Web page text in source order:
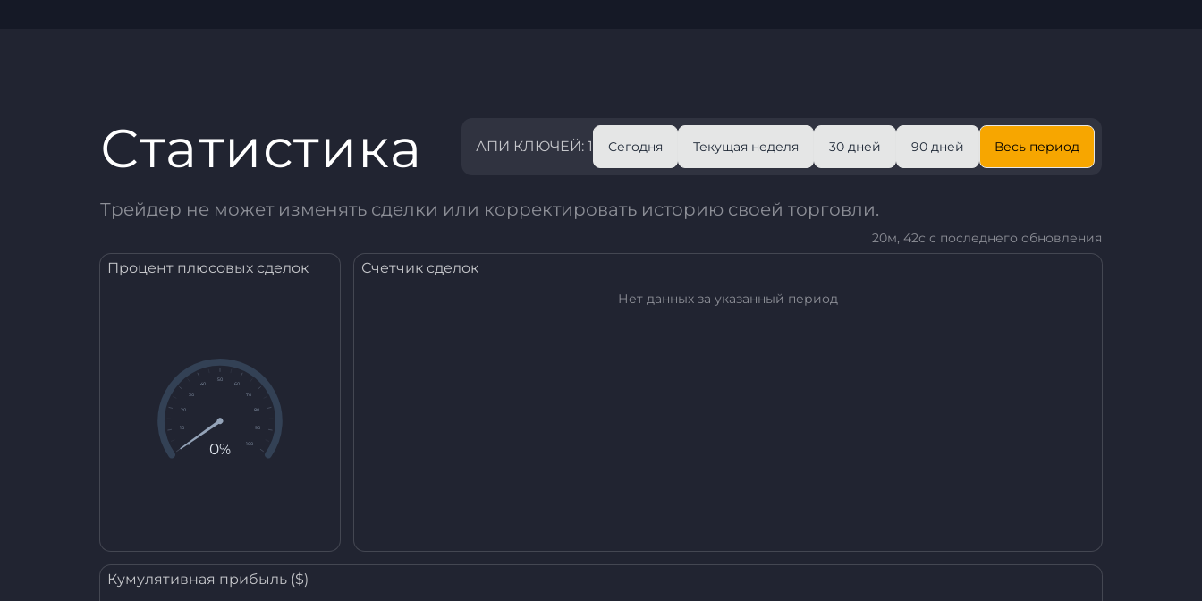
Статистика АПИ КЛЮЧЕЙ: 1 Сегодня Текущая неделя 30 дней 90 дней Весь период
Трейдер не может изменять сделки или корректировать историю своей торговли.
20м, 42с с последнего обновления
Процент плюсовых сделок
0
10
20
30
40
50
60
70
80
90
100
0%
Счетчик сделок
Нет данных за указанный период
Кумулятивная прибыль ($)